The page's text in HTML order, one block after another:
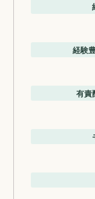
経験
有責